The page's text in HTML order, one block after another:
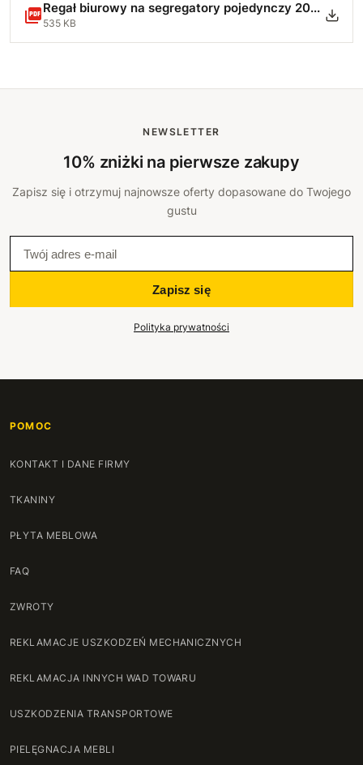
Regał biurowy na segregatory pojedynczy 200-50 4p - Instrukcja Montażu.pdf
535 KB
NEWSLETTER
10% zniżki na pierwsze zakupy
Zapisz się i otrzymuj najnowsze oferty dopasowane do Twojego
gustu
Zapisz się
Polityka prywatności
POMOC
KONTAKT I DANE FIRMY
TKANINY
PŁYTA MEBLOWA
FAQ
ZWROTY
REKLAMACJE USZKODZEŃ MECHANICZNYCH
REKLAMACJA INNYCH WAD TOWARU
USZKODZENIA TRANSPORTOWE
PIELĘGNACJA MEBLI